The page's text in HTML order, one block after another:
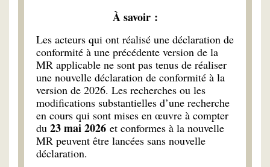
À savoir :
Les acteurs qui ont réalisé une déclaration de
conformité à une précédente version de la
MR applicable ne sont pas tenus de réaliser
une nouvelle déclaration de conformité à la
version de 2026. Les recherches ou les
modifications substantielles d’une recherche
en cours qui sont mises en œuvre à compter
du 23 mai 2026 et conformes à la nouvelle
MR peuvent être lancées sans nouvelle
déclaration.